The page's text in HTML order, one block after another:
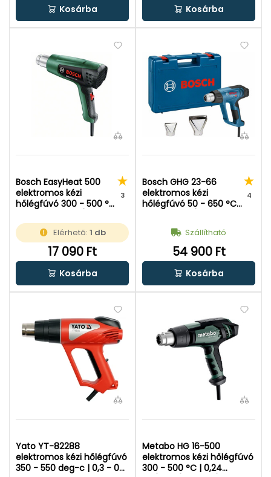
Kosárba Kosárba
Bosch EasyHeat 500
elektromos kézi
hőlégfúvó 300 - 500 °C
1600 W |
Kartondobozban
3
Elérhető: 1 db
17 090 Ft
Kosárba
Bosch GHG 23-66
elektromos kézi
hőlégfúvó 50 - 650 °C |
2300 W | Kofferben
4
Szállítható
54 900 Ft
Kosárba
Yato YT-82288
elektromos kézi hőlégfúvó
350 - 550 deg-c | 0,3 - 0-5
Metabo HG 16-500
elektromos kézi hőlégfúvó
300 - 500 °C | 0,24